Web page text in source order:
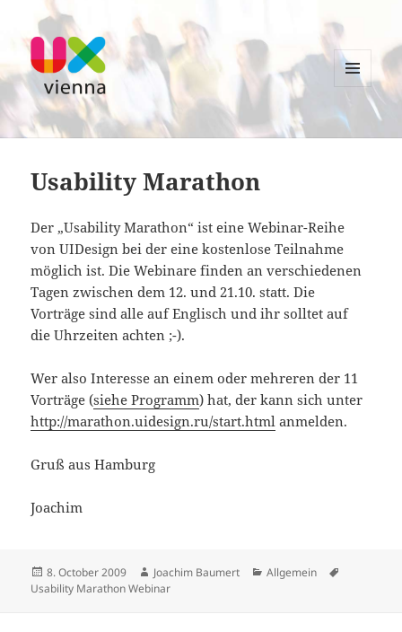
UXvienna
MENU
AND
WIDGETS
Usability Marathon
Der „Usability Marathon“ ist eine Webinar-Reihe
von UIDesign bei der eine kostenlose Teilnahme
möglich ist. Die Webinare finden an verschiedenen
Tagen zwischen dem 12. und 21.10. statt. Die
Vorträge sind alle auf Englisch und ihr solltet auf
die Uhrzeiten achten ;-).
Wer also Interesse an einem oder mehreren der 11
Vorträge (siehe Programm) hat, der kann sich unter
http://marathon.uidesign.ru/start.html anmelden.
Gruß aus Hamburg
Joachim
Posted
on
8. October 2009 Author
Joachim Baumert Categories
Allgemein
Usability Marathon Webinar